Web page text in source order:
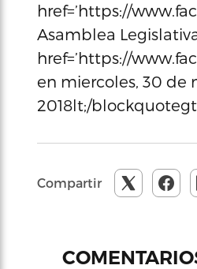
href=’https://
Asamblea
href=’https://
en miercoles, 30 de
2018lt;/
Compartir